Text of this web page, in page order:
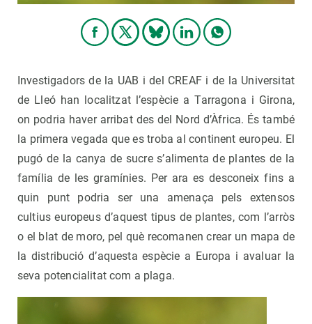
Investigadors de la UAB i del CREAF i de la Universitat
de Lleó han localitzat l’espècie a Tarragona i Girona,
on podria haver arribat des del Nord d’Àfrica. És també
la primera vegada que es troba al continent europeu. El
pugó de la canya de sucre s’alimenta de plantes de la
família de les gramínies. Per ara es desconeix fins a
quin punt podria ser una amenaça pels extensos
cultius europeus d’aquest tipus de plantes, com l’arròs
o el blat de moro, pel què recomanen crear un mapa de
la distribució d’aquesta espècie a Europa i avaluar la
seva potencialitat com a plaga.